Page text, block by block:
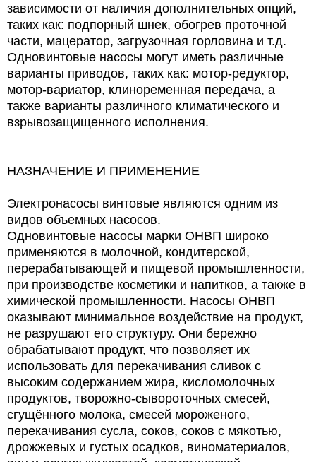
зависимости от наличия дополнительных опций,
таких как: подпорный шнек, обогрев проточной
части, мацератор, загрузочная горловина и т.д.
Одновинтовые насосы могут иметь различные
варианты приводов, таких как: мотор-редуктор,
мотор-вариатор, клиноременная передача, а
также варианты различного климатического и
взрывозащищенного исполнения.
НАЗНАЧЕНИЕ И ПРИМЕНЕНИЕ
Электронасосы винтовые являются одним из
видов объемных насосов.
Одновинтовые насосы марки ОНВП широко
применяются в молочной, кондитерской,
перерабатывающей и пищевой промышленности,
при производстве косметики и напитков, а также в
химической промышленности. Насосы ОНВП
оказывают минимальное воздействие на продукт,
не разрушают его структуру. Они бережно
обрабатывают продукт, что позволяет их
использовать для перекачивания сливок с
высоким содержанием жира, кисломолочных
продуктов, творожно-сывороточных смесей,
сгущённого молока, смесей мороженого,
перекачивания сусла, соков, соков с мякотью,
дрожжевых и густых осадков, виноматериалов,